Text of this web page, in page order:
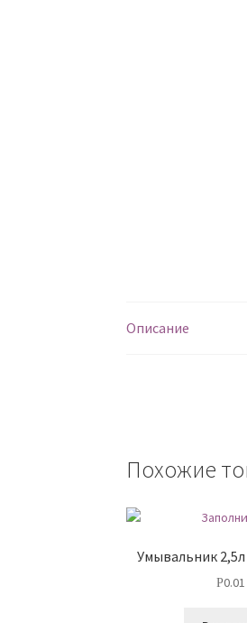
Описание
Похожие
Умывальник
Р0.01